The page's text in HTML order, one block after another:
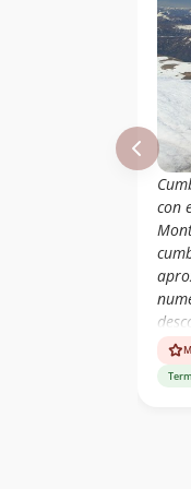
con